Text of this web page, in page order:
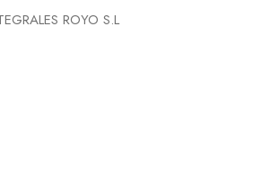
ROYO S.L